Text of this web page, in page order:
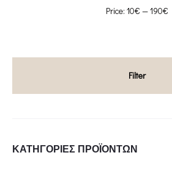
Min
Max
Filter
Price: 10€ —190€
ΚΑΤΗΓΟΡΊΕΣ ΠΡΟΪΌΝΤΩΝ